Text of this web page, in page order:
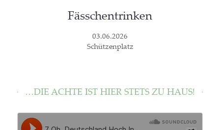
Fäss­chen­trin­ken
03.06.2026
Schüt­zen­platz
…DIE ACH­TE IST HIER STETS ZU HAUS!